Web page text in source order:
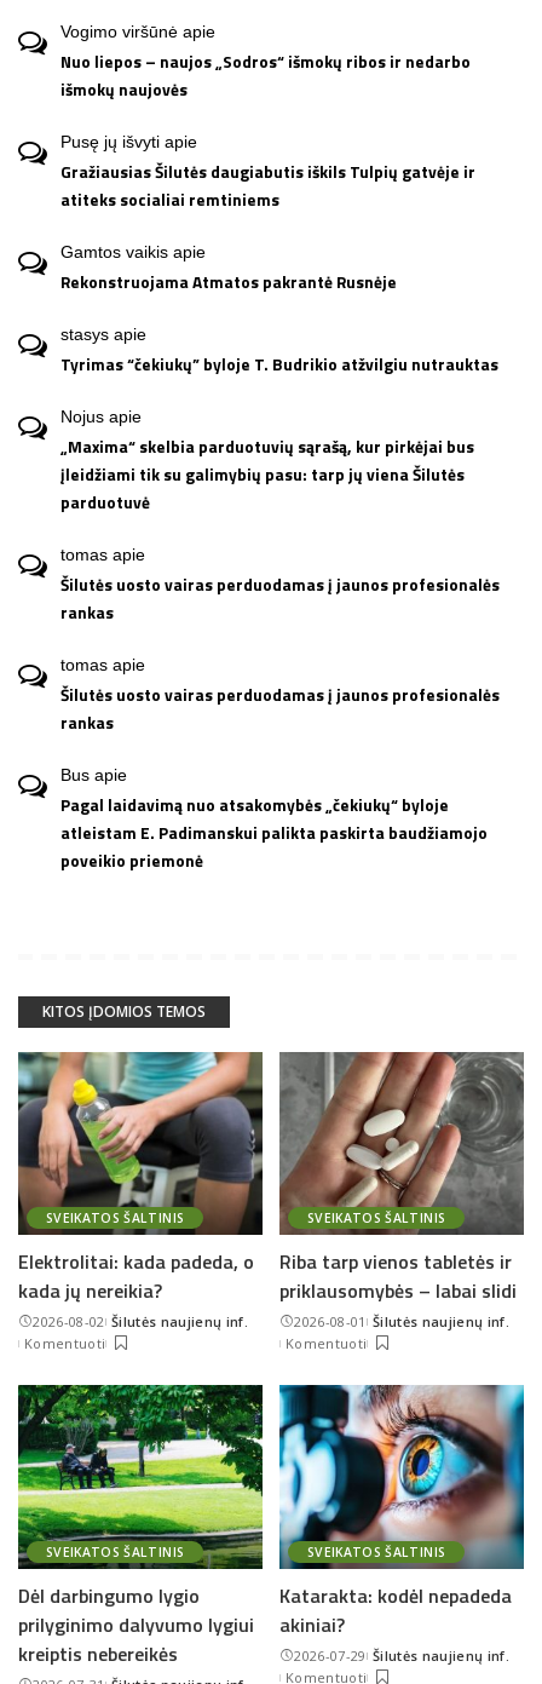
Vogimo viršūnė apie
Nuo liepos – naujos „Sodros“ išmokų ribos ir nedarbo
išmokų naujovės
Pusę jų išvyti apie
Gražiausias Šilutės daugiabutis iškils Tulpių gatvėje ir
atiteks socialiai remtiniems
Gamtos vaikis apie
Rekonstruojama Atmatos pakrantė Rusnėje
stasys apie
Tyrimas “čekiukų” byloje T. Budrikio atžvilgiu nutrauktas
Nojus apie
„Maxima“ skelbia parduotuvių sąrašą, kur pirkėjai bus
įleidžiami tik su galimybių pasu: tarp jų viena Šilutės
parduotuvė
tomas apie
Šilutės uosto vairas perduodamas į jaunos profesionalės
rankas
tomas apie
Šilutės uosto vairas perduodamas į jaunos profesionalės
rankas
Bus apie
Pagal laidavimą nuo atsakomybės „čekiukų“ byloje
atleistam E. Padimanskui palikta paskirta baudžiamojo
poveikio priemonė
KITOS ĮDOMIOS TEMOS
SVEIKATOS ŠALTINIS
Elektrolitai: kada padeda, o
kada jų nereikia?
2026-08-02Posted
by
Šilutės naujienų inf.
Komentuoti
SVEIKATOS ŠALTINIS
Riba tarp vienos tabletės ir
priklausomybės – labai slidi
2026-08-01 Posted
by
Šilutės naujienų inf.
Komentuoti
SVEIKATOS ŠALTINIS
Dėl darbingumo lygio
prilyginimo dalyvumo lygiui
kreiptis nebereikės
SVEIKATOS ŠALTINIS
Katarakta: kodėl nepadeda
akiniai?
2026-07-29Posted
Šilutės naujienų inf.
Komentuoti